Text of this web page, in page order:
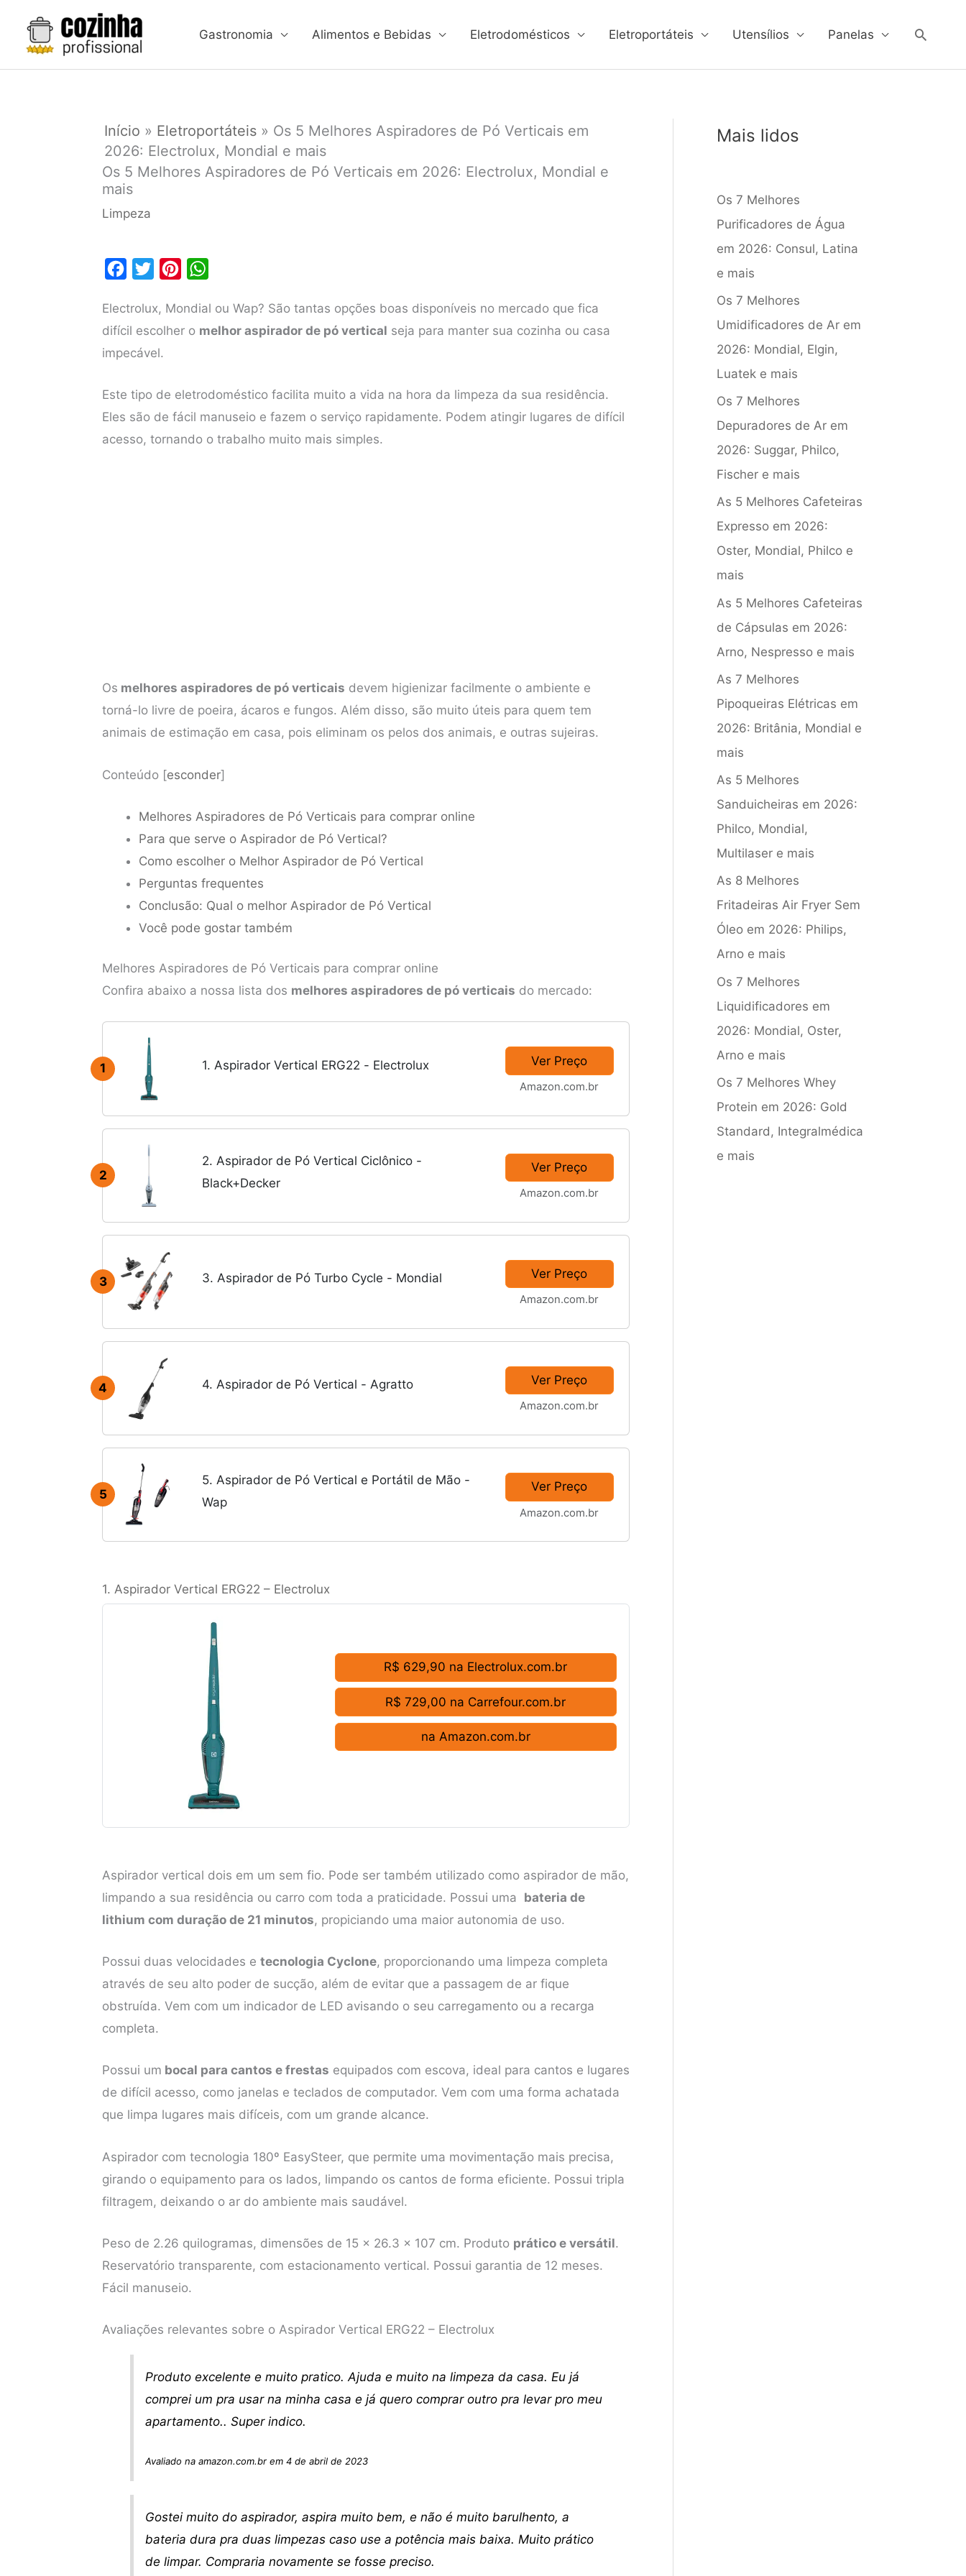
Gastronomia Alimentos e Bebidas Eletrodomésticos Eletroportáteis Utensílios Panelas
Início » Eletroportáteis » Os 5 Melhores Aspiradores de Pó Verticais em
2026: Electrolux, Mondial e mais
Os 5 Melhores Aspiradores de Pó Verticais em 2026: Electrolux, Mondial e
mais
Limpeza
c
e
b
o
k
i
t
t
r
n
t
e
s
t
a
t
p
p
Electrolux, Mondial ou Wap? São tantas opções boas disponíveis no mercado que fica
difícil escolher o melhor aspirador de pó vertical seja para manter sua cozinha ou casa
impecável.
Este tipo de eletrodoméstico facilita muito a vida na hora da limpeza da sua residência.
Eles são de fácil manuseio e fazem o serviço rapidamente. Podem atingir lugares de difícil
acesso, tornando o trabalho muito mais simples.
Os melhores aspiradores de pó verticais devem higienizar facilmente o ambiente e
torná-lo livre de poeira, ácaros e fungos. Além disso, são muito úteis para quem tem
animais de estimação em casa, pois eliminam os pelos dos animais, e outras sujeiras.
Conteúdo [esconder]
Melhores Aspiradores de Pó Verticais para comprar online
Para que serve o Aspirador de Pó Vertical?
Como escolher o Melhor Aspirador de Pó Vertical
Perguntas frequentes
Conclusão: Qual o melhor Aspirador de Pó Vertical
Você pode gostar também
Melhores Aspiradores de Pó Verticais para comprar online
Confira abaixo a nossa lista dos melhores aspiradores de pó verticais do mercado:
1 1. Aspirador Vertical ERG22 - Electrolux Ver Preço
Amazon.com.br
2
2. Aspirador de Pó Vertical Ciclônico -
Black+Decker
Ver Preço
Amazon.com.br
3 3. Aspirador de Pó Turbo Cycle - Mondial Ver Preço
Amazon.com.br
4 4. Aspirador de Pó Vertical - Agratto Ver Preço
Amazon.com.br
5
5. Aspirador de Pó Vertical e Portátil de Mão -
Wap
Ver Preço
Amazon.com.br
1. Aspirador Vertical ERG22 – Electrolux
R$ 629,90 na Electrolux.com.br
R$ 729,00 na Carrefour.com.br
na Amazon.com.br
Aspirador vertical dois em um sem fio. Pode ser também utilizado como aspirador de mão,
limpando a sua residência ou carro com toda a praticidade. Possui uma bateria de
lithium com duração de 21 minutos, propiciando uma maior autonomia de uso.
Possui duas velocidades e tecnologia Cyclone, proporcionando uma limpeza completa
através de seu alto poder de sucção, além de evitar que a passagem de ar fique
obstruída. Vem com um indicador de LED avisando o seu carregamento ou a recarga
completa.
Possui um bocal para cantos e frestas equipados com escova, ideal para cantos e lugares
de difícil acesso, como janelas e teclados de computador. Vem com uma forma achatada
que limpa lugares mais difíceis, com um grande alcance.
Aspirador com tecnologia 180º EasySteer, que permite uma movimentação mais precisa,
girando o equipamento para os lados, limpando os cantos de forma eficiente. Possui tripla
filtragem, deixando o ar do ambiente mais saudável.
Peso de 2.26 quilogramas, dimensões de 15 x 26.3 x 107 cm. Produto prático e versátil.
Reservatório transparente, com estacionamento vertical. Possui garantia de 12 meses.
Fácil manuseio.
Avaliações relevantes sobre o Aspirador Vertical ERG22 – Electrolux
Produto excelente e muito pratico. Ajuda e muito na limpeza da casa. Eu já
comprei um pra usar na minha casa e já quero comprar outro pra levar pro meu
apartamento.. Super indico.
Avaliado na amazon.com.br em 4 de abril de 2023
Gostei muito do aspirador, aspira muito bem, e não é muito barulhento, a
bateria dura pra duas limpezas caso use a potência mais baixa. Muito prático
de limpar. Compraria novamente se fosse preciso.
Mais lidos
Os 7 Melhores
Purificadores de Água
em 2026: Consul, Latina
e mais
Os 7 Melhores
Umidificadores de Ar em
2026: Mondial, Elgin,
Luatek e mais
Os 7 Melhores
Depuradores de Ar em
2026: Suggar, Philco,
Fischer e mais
As 5 Melhores Cafeteiras
Expresso em 2026:
Oster, Mondial, Philco e
mais
As 5 Melhores Cafeteiras
de Cápsulas em 2026:
Arno, Nespresso e mais
As 7 Melhores
Pipoqueiras Elétricas em
2026: Britânia, Mondial e
mais
As 5 Melhores
Sanduicheiras em 2026:
Philco, Mondial,
Multilaser e mais
As 8 Melhores
Fritadeiras Air Fryer Sem
Óleo em 2026: Philips,
Arno e mais
Os 7 Melhores
Liquidificadores em
2026: Mondial, Oster,
Arno e mais
Os 7 Melhores Whey
Protein em 2026: Gold
Standard, Integralmédica
e mais